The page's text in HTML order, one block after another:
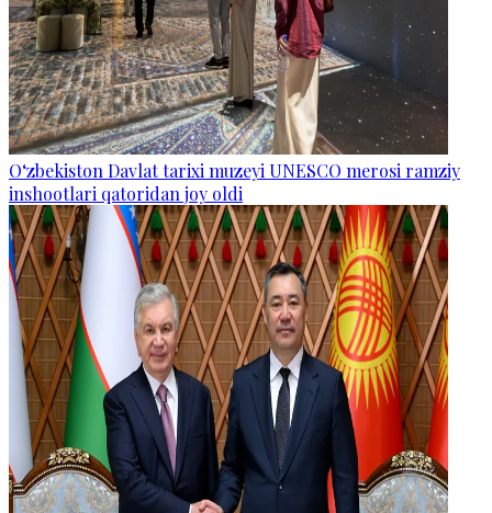
O‘zbekiston Davlat tarixi muzeyi UNESCO merosi ramziy
inshootlari qatoridan joy oldi